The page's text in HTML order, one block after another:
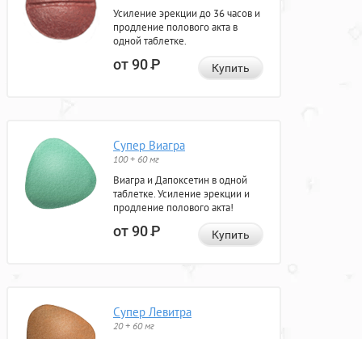
Усиление эрекции до 36 часов и
продление полового акта в
одной таблетке.
от 90Р Купить
Супер Виагра
100 + 60 мг
Виагра и Дапоксетин в одной
таблетке. Усиление эрекции и
продление полового акта!
от 90Р Купить
Супер Левитра
20 + 60 мг